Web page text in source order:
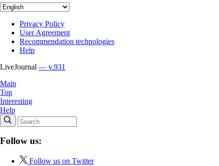
Privacy Policy
User Agreement
Recommendation technologies
Help
LiveJournal — v.931
Main
Top
Interesting
Help
Follow us:
Follow us on Twitter